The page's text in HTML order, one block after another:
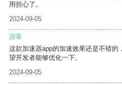
用担心了。
2024-09-05
游客
这款加速器app的加速效果还是不错
望开发者能够优化一下。
2024-09-05